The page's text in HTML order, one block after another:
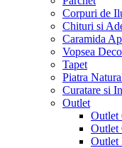
Corpuri de
Chituri si
Caramida
Vopsea
Tapet
Piatra
Curatare si
Outlet
Outlet
Outlet
Outlet